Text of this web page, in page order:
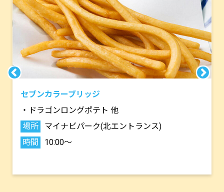
セブンカラーブリッジ
・ドラゴンロングポテト 他
場所
マイナビパーク(北エントランス)
時間
10:00～